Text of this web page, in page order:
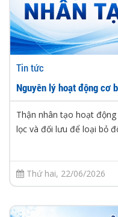
Tin tức
Nguyên lý hoạt động cơ
Thận nhân tạo hoạt
lọc và đối lưu để loại bỏ
Thứ hai, 22/06/2026